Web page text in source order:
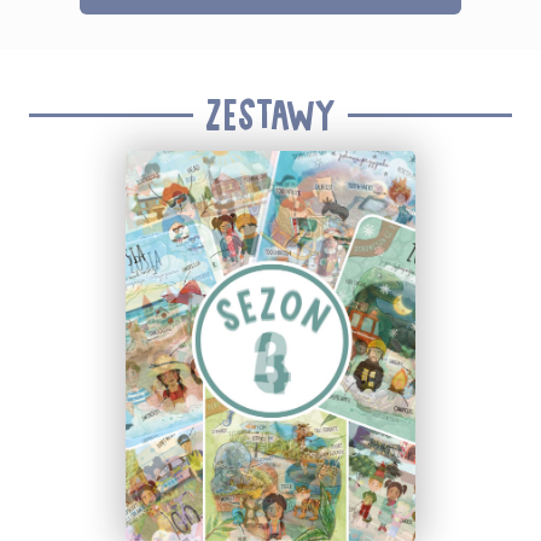
ZESTAWY